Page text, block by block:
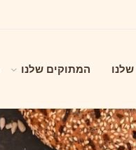
המתוקים שלנו